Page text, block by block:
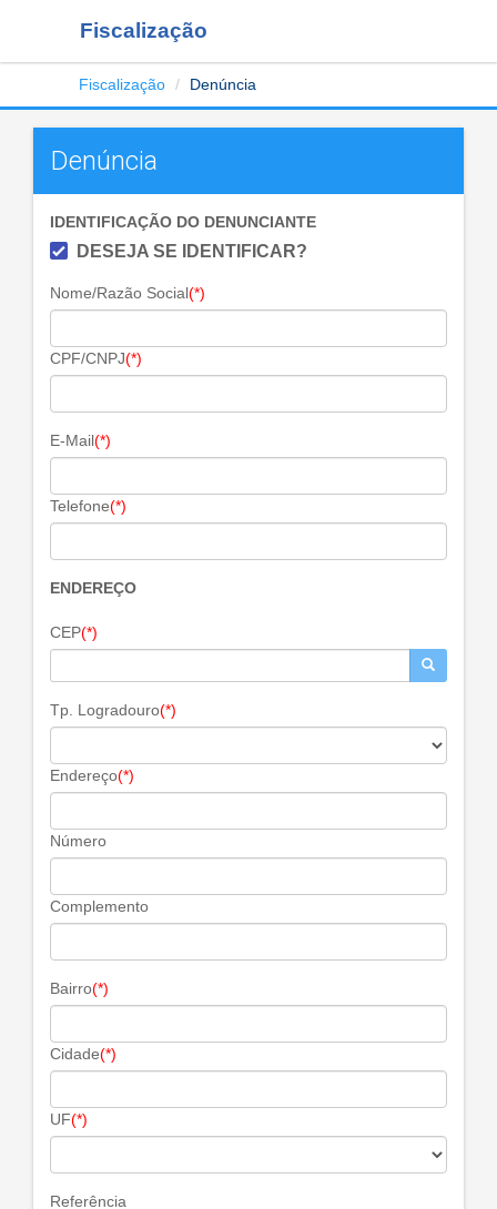
Fiscalização
Fiscalização Denúncia
Denúncia
IDENTIFICAÇÃO DO DENUNCIANTE
DESEJA SE IDENTIFICAR?
Nome/Razão Social(*)
CPF/CNPJ(*)
E-Mail(*)
Telefone(*)
ENDEREÇO
CEP(*)
Tp. Logradouro(*)
Endereço(*)
Número
Complemento
Bairro(*)
Cidade(*)
UF(*)
Referência